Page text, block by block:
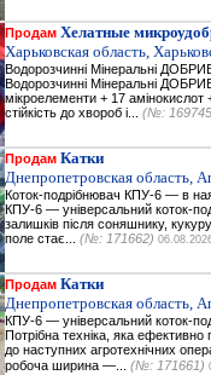
Продам Хелатные
Харьковская область,
Водорозчинні Мiнеральнi
Водорозчинні Мiнеральнi
мікроелементи + 17
стійкість до хвороб і... (№:
Продам Катки
Днепропетровская область,
Коток-подрібнювач КПУ-6 — в
КПУ-6 — універсальний коток-
залишків після соняшнику,
поле стає... (№: 171662)
Продам Катки
Днепропетровская область,
КПУ-6 — універсальний коток-
Потрібна техніка, яка
до наступних агротехнічних
робоча ширина —... (№: 171661)